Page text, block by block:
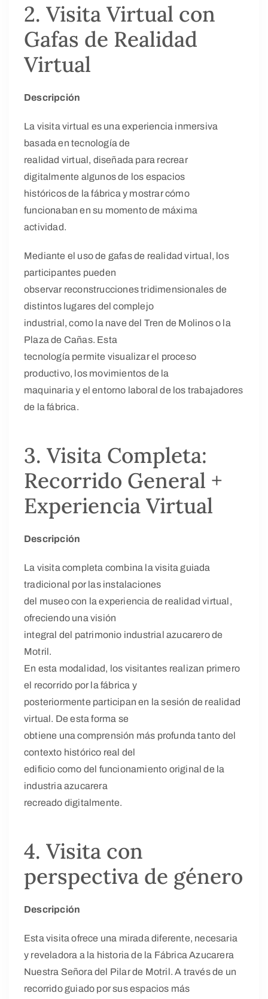
2. Visita Virtual con
Gafas de Realidad
Virtual
Descripción
La visita virtual es una experiencia inmersiva
basada en tecnología de
realidad virtual, diseñada para recrear
digitalmente algunos de los espacios
históricos de la fábrica y mostrar cómo
funcionaban en su momento de máxima
actividad.
Mediante el uso de gafas de realidad virtual, los
participantes pueden
observar reconstrucciones tridimensionales de
distintos lugares del complejo
industrial, como la nave del Tren de Molinos o la
Plaza de Cañas. Esta
tecnología permite visualizar el proceso
productivo, los movimientos de la
maquinaria y el entorno laboral de los trabajadores
de la fábrica.
3. Visita Completa:
Recorrido General +
Experiencia Virtual
Descripción
La visita completa combina la visita guiada
tradicional por las instalaciones
del museo con la experiencia de realidad virtual,
ofreciendo una visión
integral del patrimonio industrial azucarero de
Motril.
En esta modalidad, los visitantes realizan primero
el recorrido por la fábrica y
posteriormente participan en la sesión de realidad
virtual. De esta forma se
obtiene una comprensión más profunda tanto del
contexto histórico real del
edificio como del funcionamiento original de la
industria azucarera
recreado digitalmente.
4. Visita con
perspectiva de género
Descripción
Esta visita ofrece una mirada diferente, necesaria
y reveladora a la historia de la Fábrica Azucarera
Nuestra Señora del Pilar de Motril. A través de un
recorrido guiado por sus espacios más